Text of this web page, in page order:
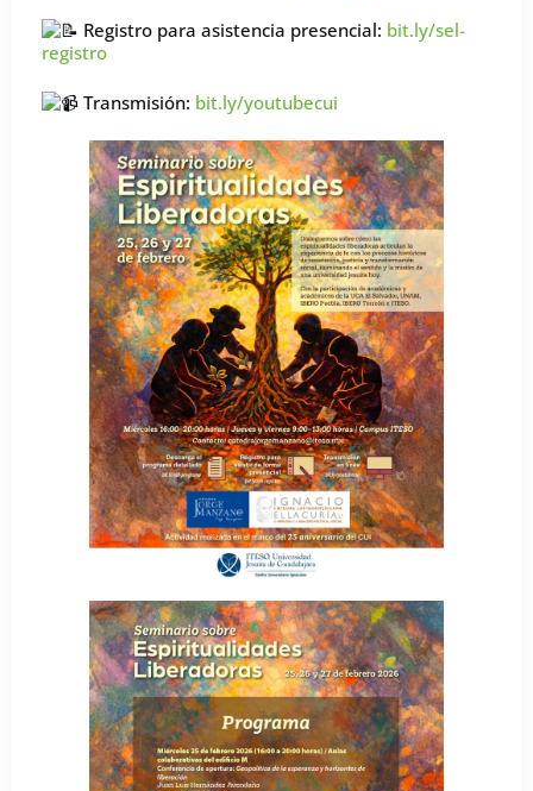
Registro para asistencia presencial: bit.ly/sel-
registro
Transmisión: bit.ly/youtubecui